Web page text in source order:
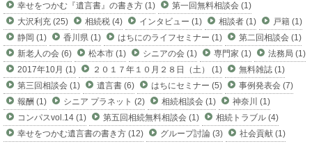
幸せをつかむ『遺言書』の書き方 (1)
第一回無料相談会 (1)
大沢利充 (25)
相続税 (4) インタビュー (1) 相談者 (1)
戸籍 (1)
静岡 (1)
香川県 (1) はちにのライフセミナー (1)
第二回相談会 (1)
新老人の会 (6)
松本市 (1) シニアの会 (1) 専門家 (1)
法務局 (1)
2017年10月 (1)
２０１７年１０月２８日（土） (1)
無料雑誌 (1)
第三回相談会 (1)
遺言書 (6) はちにセミナー (5)
事例発表会 (7)
報酬 (1)
シニア プラネット (2) 相続相談会 (1)
神奈川 (1)
コンパスvol.14 (1)
第五回相続無料相談会 (1)
相続トラブル (4)
幸せをつかむ遺言書の書き方 (12)
グループ討論 (3)
社会貢献 (1)